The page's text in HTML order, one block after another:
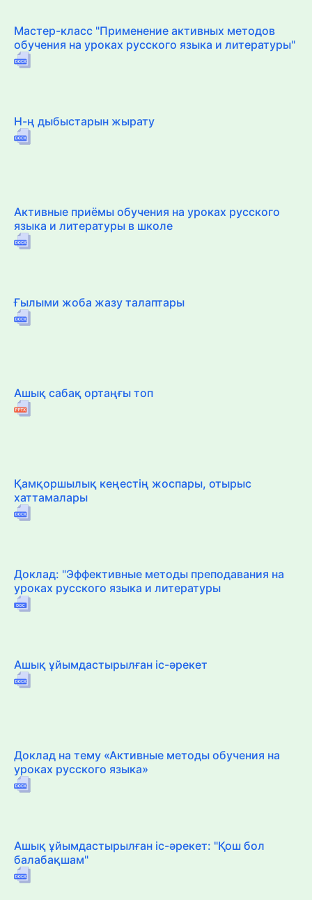
Мастер-класс "Применение активных методов
обучения на уроках русского языка и литературы"
Н-ң дыбыстарын жырату
Активные приёмы обучения на уроках русского
языка и литературы в школе
Ғылыми жоба жазу талаптары
Ашық сабақ ортаңғы топ
Қамқоршылық кеңестің жоспары, отырыс
хаттамалары
Доклад: "Эффективные методы преподавания на
уроках русского языка и литературы
Ашық ұйымдастырылған іс-әрекет
Доклад на тему «Активные методы обучения на
уроках русского языка»
Ашық ұйымдастырылған іс-әрекет: "Қош бол
балабақшам"